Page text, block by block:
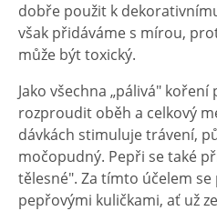
dobře použit k
však přidáváme s mírou,
může být toxický.
Jako všechna „pálivá"
rozproudit oběh a celkový
dávkách stimuluje trávení,
močopudný. Pepři se také
tělesné". Za tímto účelem se
pepřovými kuličkami, ať už